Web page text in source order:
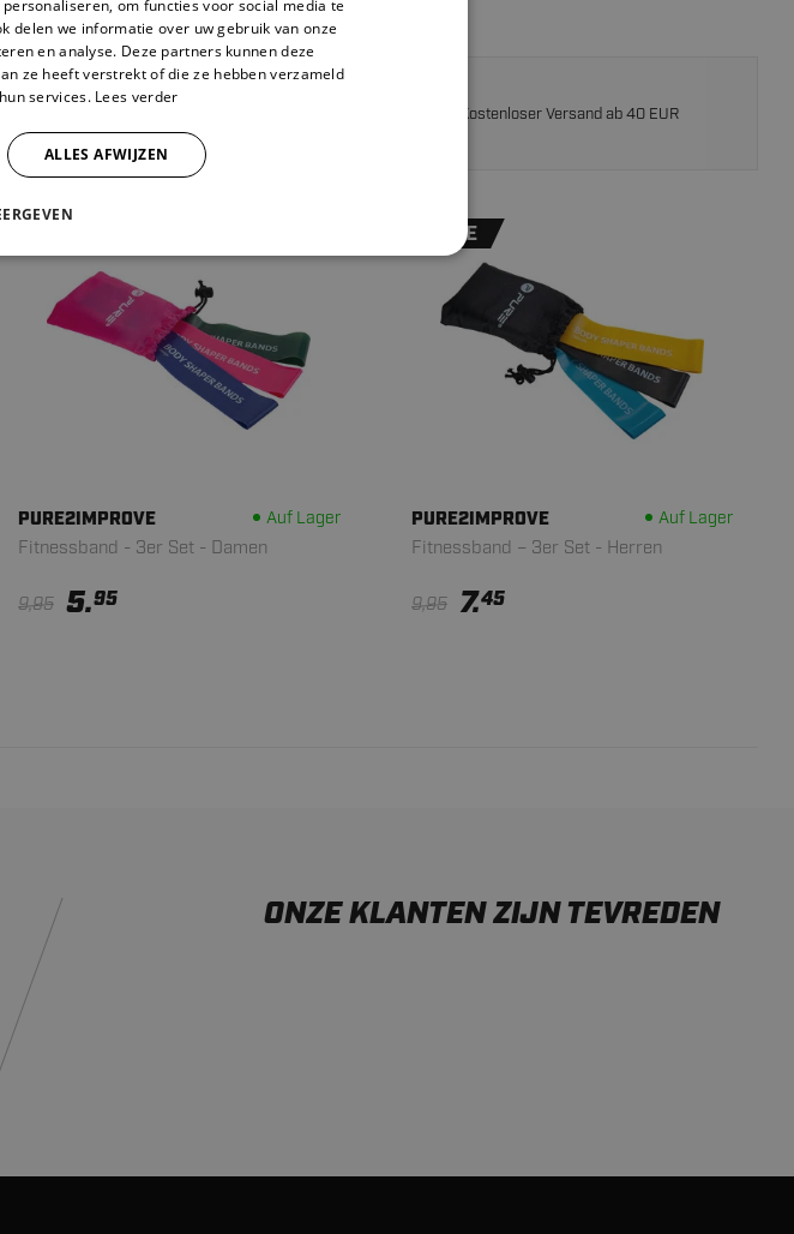
Kostenloser Versand ab 40 EUR
PURE2IMPROVE Auf Lager
Fitnessband - 3er Set - Damen
9,95 5.95
SALE
PURE2IMPROVE Auf Lager
Fitnessband – 3er Set - Herren
9,95 7.45
ONZE KLANTEN ZIJN TEVREDEN
om functies voor social media te
delen we informatie over uw gebruik van onze
en analyse. Deze partners kunnen deze
ze heeft verstrekt of die ze hebben verzameld
services. Lees verder
ALLES AFWIJZEN